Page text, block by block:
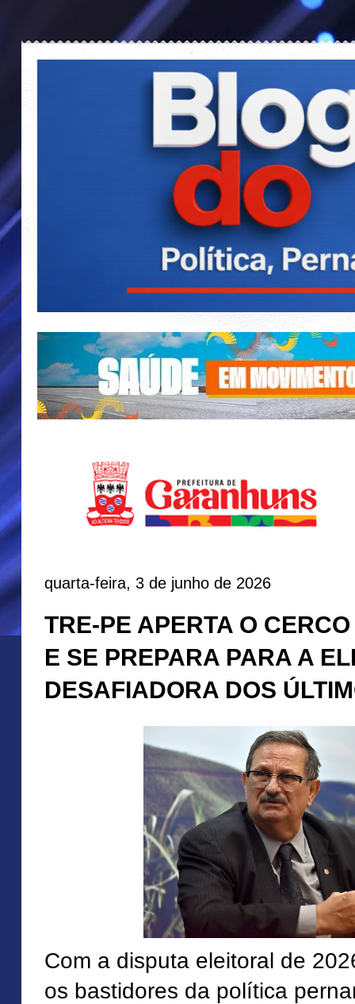
quarta-feira, 3 de junho de 2026
TRE-PE APERTA O
E SE PREPARA PARA A
DESAFIADORA DOS
Com a disputa eleitoral de
os bastidores da política